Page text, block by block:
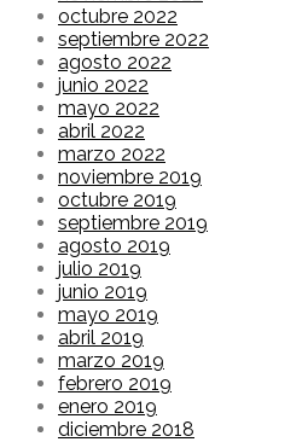
octubre 2022
septiembre 2022
agosto 2022
junio 2022
mayo 2022
abril 2022
marzo 2022
noviembre 2019
octubre 2019
septiembre 2019
agosto 2019
julio 2019
junio 2019
mayo 2019
abril 2019
marzo 2019
febrero 2019
enero 2019
diciembre 2018